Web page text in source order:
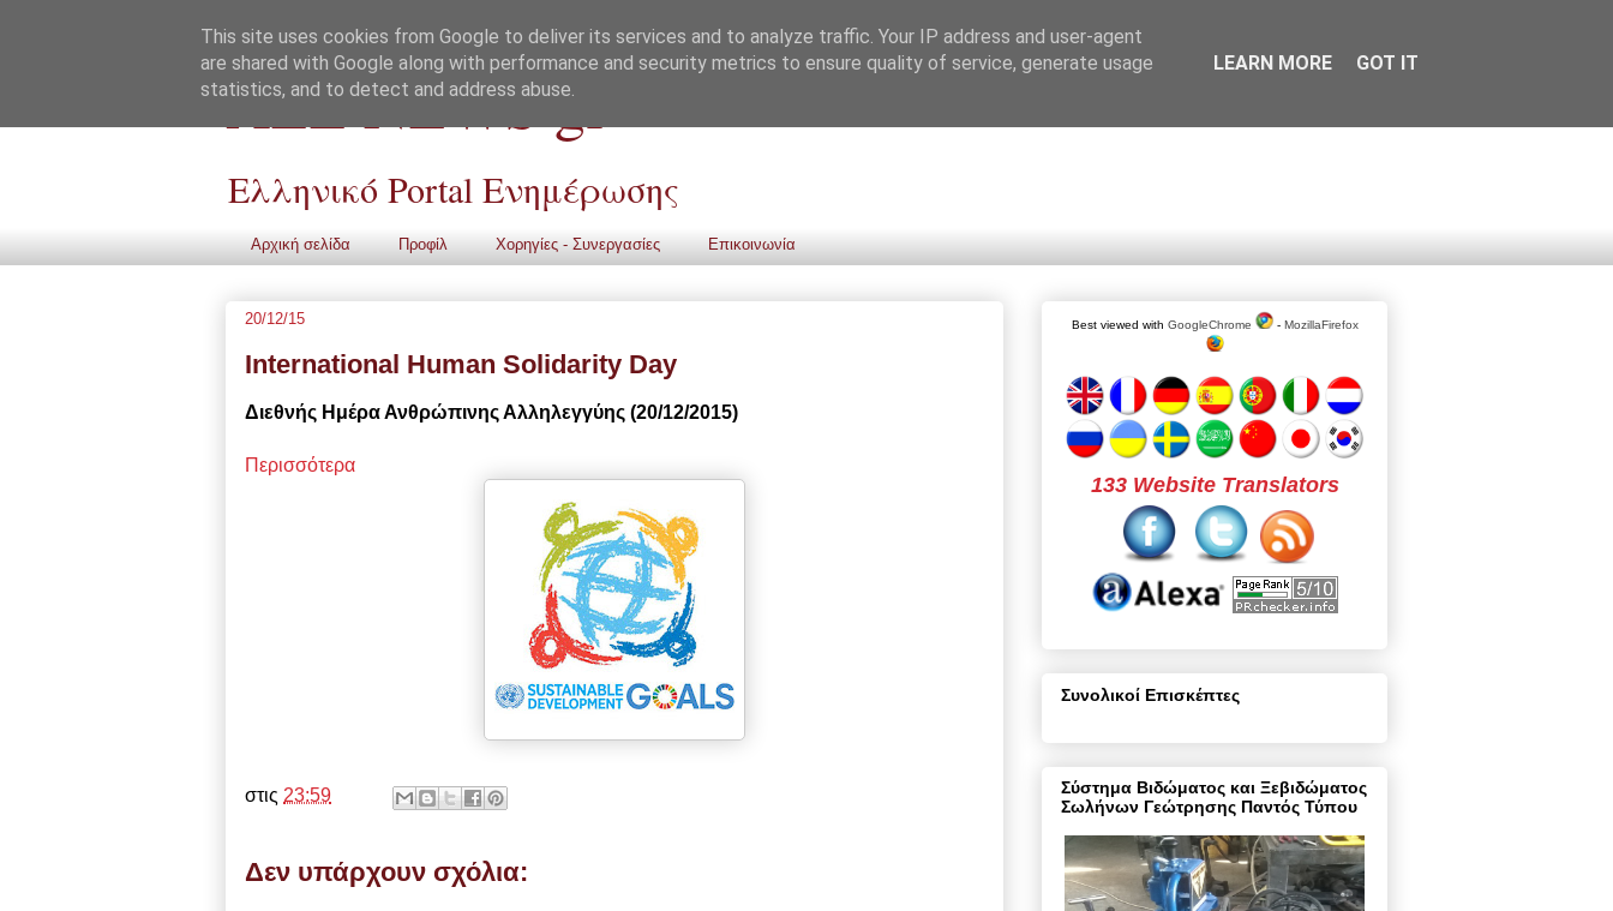
ALL NEWS gr
Ελληνικό Portal Ενημέρωσης
Αρχική σελίδα Προφίλ Χορηγίες - Συνεργασίες Επικοινωνία
20/12/15
International Human Solidarity Day
Διεθνής Ημέρα Ανθρώπινης Αλληλεγγύης (20/12/2015)
Περισσότερα
στις 23:59
Δεν υπάρχουν σχόλια:
Best viewed with GoogleChrome - MozillaFirefox
133 Website Translators
Συνολικοί Επισκέπτες
Σύστημα Βιδώματος και Ξεβιδώματος
Σωλήνων Γεώτρησης Παντός Τύπου
This site uses cookies from Google to deliver its services and to analyze traffic. Your IP address and user-agent
are shared with Google along with performance and security metrics to ensure quality of service, generate usage
statistics, and to detect and address abuse.
LEARN MORE GOT IT